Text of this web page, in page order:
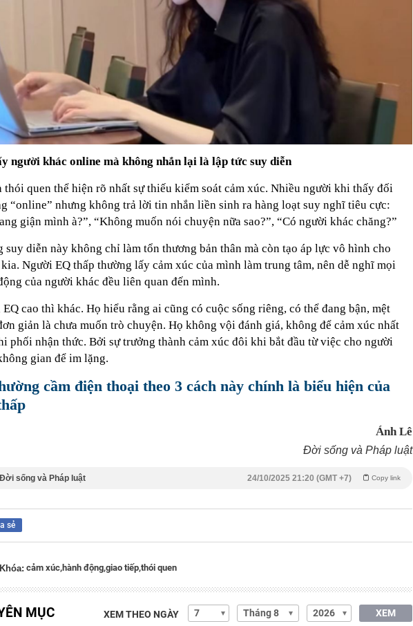
người khác online mà không nhắn lại là lập tức suy diễn
thói quen thể hiện rõ nhất sự thiếu kiểm soát cảm xúc. Nhiều người khi thấy đối
“online” nhưng không trả lời tin nhắn liền sinh ra hàng loạt suy nghĩ tiêu cực:
giận mình à?”, “Không muốn nói chuyện nữa sao?”, “Có người khác chăng?”
suy diễn này không chỉ làm tổn thương bản thân mà còn tạo áp lực vô hình cho
Người EQ thấp thường lấy cảm xúc của mình làm trung tâm, nên dễ nghĩ mọi
của người khác đều liên quan đến mình.
cao thì khác. Họ hiểu rằng ai cũng có cuộc sống riêng, có thể đang bận, mệt
giản là chưa muốn trò chuyện. Họ không vội đánh giá, không để cảm xúc nhất
phối nhận thức. Bởi sự trưởng thành cảm xúc đôi khi bắt đầu từ việc cho người
gian để im lặng.
cầm điện thoại theo 3 cách này chính là biểu hiện của
Ánh Lê
Đời sống và Pháp luật
Đời sống và Pháp luật Copy link
24/10/2025 21:20 (GMT +7)
sẻ
cảm xúc,hành động,giao tiếp,thói quen
MỤC XEM THEO NGÀY XEM